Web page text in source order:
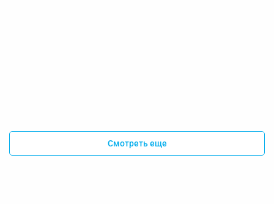
Смотреть еще